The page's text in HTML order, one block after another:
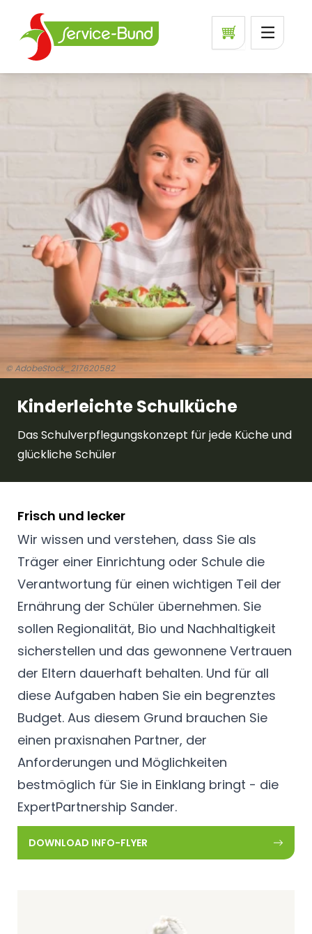
© AdobeStock_217620582
Kinderleichte Schulküche
Das Schulverpflegungskonzept für jede Küche und
glückliche Schüler
Frisch und lecker
Wir wissen und verstehen, dass Sie als
Träger einer Einrichtung oder Schule die
Verantwortung für einen wichtigen Teil der
Ernährung der Schüler übernehmen. Sie
sollen Regionalität, Bio und Nachhaltigkeit
sicherstellen und das gewonnene Vertrauen
der Eltern dauerhaft behalten. Und für all
diese Aufgaben haben Sie ein begrenztes
Budget. Aus diesem Grund brauchen Sie
einen praxisnahen Partner, der
Anforderungen und Möglichkeiten
bestmöglich für Sie in Einklang bringt - die
ExpertPartnership Sander.
DOWNLOAD INFO-FLYER